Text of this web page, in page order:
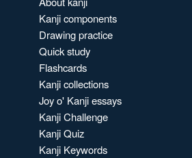
Kanji components
Drawing practice
Quick study
Flashcards
Kanji collections
Joy o' Kanji essays
Kanji Challenge
Kanji Quiz
Kanji Keywords